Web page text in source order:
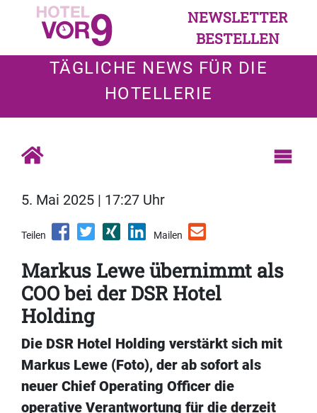
NEWSLETTER
BESTELLEN
TÄGLICHE NEWS FÜR DIE
HOTELLERIE
5. Mai 2025 | 17:27 Uhr
Teilen Mailen
Markus Lewe übernimmt als
COO bei der DSR Hotel
Holding
Die DSR Hotel Holding verstärkt sich mit
Markus Lewe (Foto), der ab sofort als
neuer Chief Operating Officer die
operative Verantwortung für die derzeit